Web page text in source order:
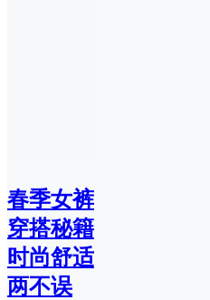
春季女裤
穿搭秘籍
时尚舒适
两不误